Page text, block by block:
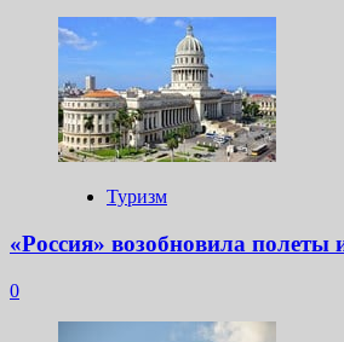
Туризм
«Россия» возобновила
0